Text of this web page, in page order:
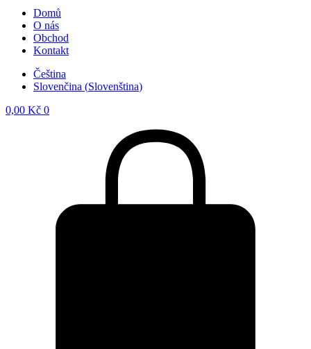
Domů
O nás
Obchod
Kontakt
Čeština
Slovenčina (Slovenština)
0,00 Kč 0